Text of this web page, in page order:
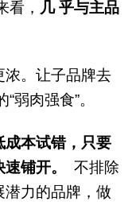
看， 几 乎与主品
浓。让子品牌去
弱肉强食”。
成本试错，只要
速铺开。 不排除
力的品牌，做